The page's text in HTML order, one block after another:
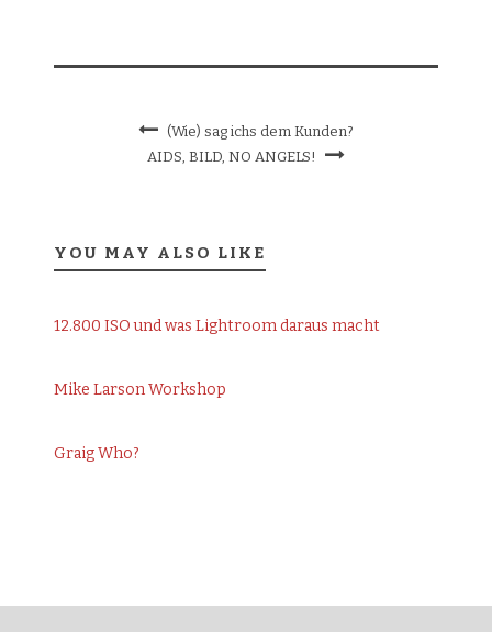
(Wie) sag ichs dem Kunden?
AIDS, BILD, NO ANGELS!
YOU MAY ALSO LIKE
12.800 ISO und was Lightroom daraus macht
Mike Larson Workshop
Graig Who?